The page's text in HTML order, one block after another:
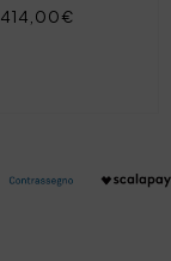
414,00€